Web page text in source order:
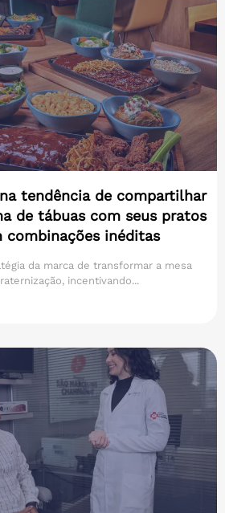
tendência de compartilhar
de tábuas com seus pratos
combinações inéditas
da marca de transformar a mesa
incentivando...